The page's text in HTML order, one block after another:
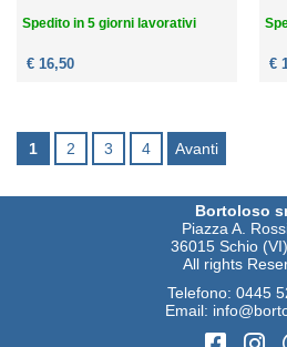
Spedito in 5 giorni lavorativi
€ 16,50 €
1 2 3 4 Avanti
Bortoloso
Piazza A.
36015 Schio
All rights
Telefono: 0445
Email: